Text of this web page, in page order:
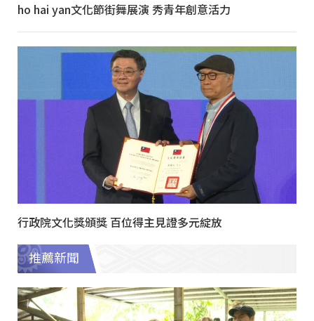
ho hai yan文化節街舞展演 秀青年創意活力
行政院文化獎頒獎 百位得主見證多元綻放
推薦新聞